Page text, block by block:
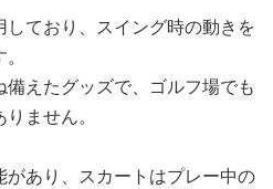
ており、スイング時の動きを
えたグッズで、ゴルフ場でも
ません。
あり、スカートはプレー中の